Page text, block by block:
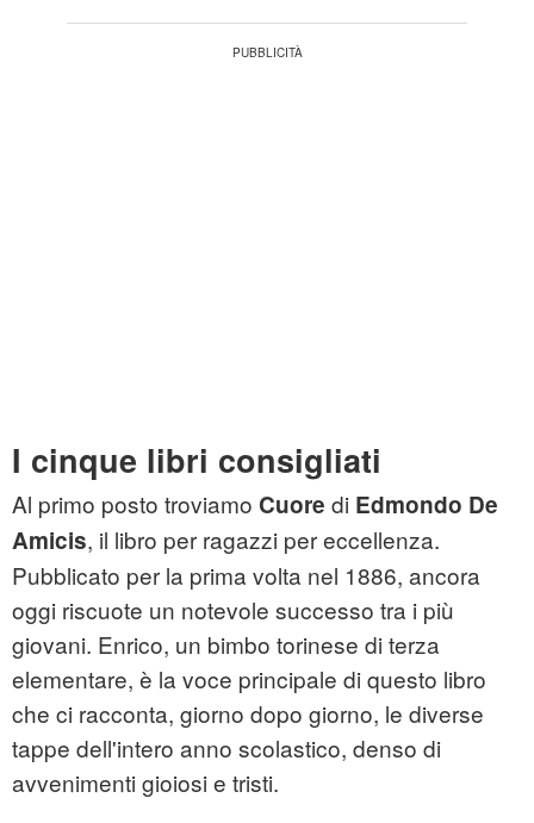
I cinque libri consigliati
Al primo posto troviamo Cuore di Edmondo De
Amicis, il libro per ragazzi per eccellenza.
Pubblicato per la prima volta nel 1886, ancora
oggi riscuote un notevole successo tra i più
giovani. Enrico, un bimbo torinese di terza
elementare, è la voce principale di questo libro
che ci racconta, giorno dopo giorno, le diverse
tappe dell'intero anno scolastico, denso di
avvenimenti gioiosi e tristi.